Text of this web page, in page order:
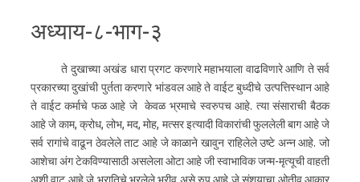
अध्याय-८-भाग-३
ते दुखाच्या अखंड धारा प्रगट करणारे महाभयाला वाढविणारे आणि ते सर्व
प्रकारच्या दुखांची पुर्तता करणारे भांडवल आहे ते वाईट बुध्दीचे उत्पत्तिस्थान आहे
ते वाईट कर्माचे फळ आहे जे केवळ भ्रमाचे स्वरुपच आहे. त्या संसाराची बैठक
आहे जे काम, क्रोध, लोभ, मद, मोह, मत्सर इत्यादी विकारांची फुललेली बाग आहे जे
सर्व रागांचे वाढून ठेवलेले ताट आहे जे काळाने खावुन राहिलेले उष्टे अन्न आहे. जो
आशेचा अंग टेकविण्यासाठी असलेला ओटा आहे जी स्वाभाविक जन्म-मृत्यूची वाहती